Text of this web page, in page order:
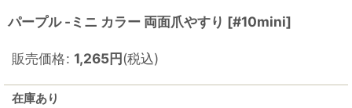
パープル -ミニ カラー 両面爪やすり [#10mini]
販売価格: 1,265円(税込)
在庫あり